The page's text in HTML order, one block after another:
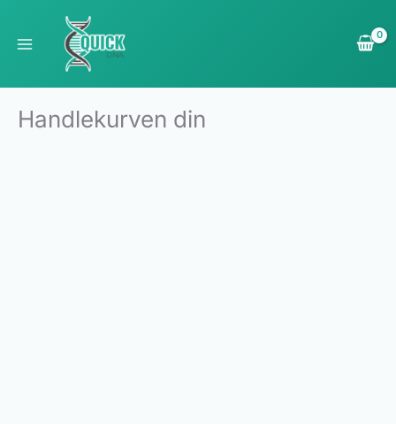
Handlekurven din